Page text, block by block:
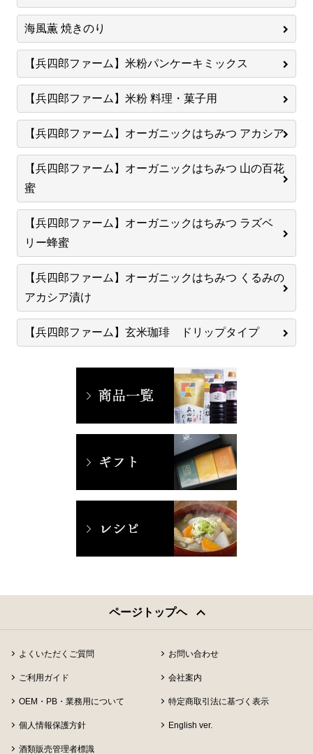
海風薫 焼きのり
【兵四郎ファーム】米粉パンケーキミックス
【兵四郎ファーム】米粉 料理・菓子用
【兵四郎ファーム】オーガニックはちみつ アカシア
【兵四郎ファーム】オーガニックはちみつ 山の百花
蜜
【兵四郎ファーム】オーガニックはちみつ ラズベ
リー蜂蜜
【兵四郎ファーム】オーガニックはちみつ くるみの
アカシア漬け
【兵四郎ファーム】玄米珈琲 ドリップタイプ
ページトップヘ
よくいただくご質問 お問い合わせ
ご利用ガイド 会社案内
OEM・PB・業務用について 特定商取引法に基づく表示
個人情報保護方針 English ver.
酒類販売管理者標識